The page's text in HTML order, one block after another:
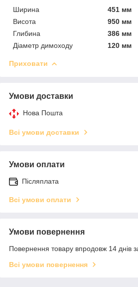
Ширина
451 мм
Висота
950 мм
Глибина
386 мм
Діаметр димоходу
120 мм
Приховати
Умови доставки
Нова Пошта
Всі умови доставки
Умови оплати
Післяплата
Всі умови оплати
Умови повернення
Повернення товару впродовж 14 днів
Всі умови повернення